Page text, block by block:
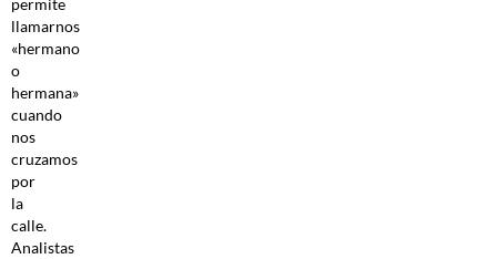
permite
llamarnos
«hermano
o
hermana»
cuando
nos
cruzamos
por
la
calle.
Analistas